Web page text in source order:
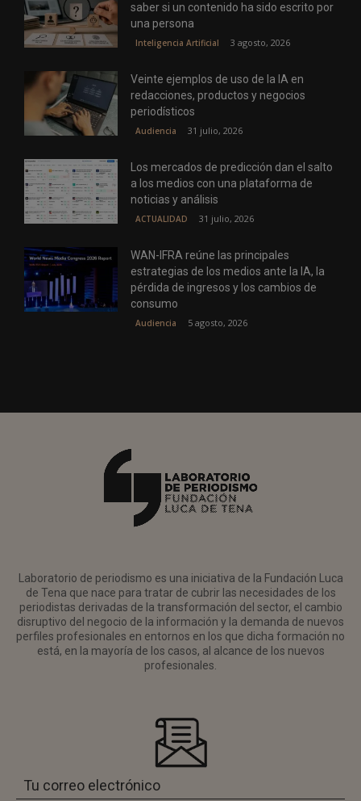
saber si un contenido ha sido escrito por
una persona
Inteligencia Artificial 3 agosto, 2026
Veinte ejemplos de uso de la IA en
redacciones, productos y negocios
periodísticos
Audiencia 31 julio, 2026
Los mercados de predicción dan el salto
a los medios con una plataforma de
noticias y análisis
ACTUALIDAD 31 julio, 2026
WAN-IFRA reúne las principales
estrategias de los medios ante la IA, la
pérdida de ingresos y los cambios de
consumo
Audiencia 5 agosto, 2026
Laboratorio de periodismo es una iniciativa de la Fundación Luca
de Tena que nace para tratar de cubrir las necesidades de los
periodistas derivadas de la transformación del sector, el cambio
disruptivo del negocio de la información y la demanda de nuevos
perfiles profesionales en entornos en los que dicha formación no
está, en la mayoría de los casos, al alcance de los nuevos
profesionales.